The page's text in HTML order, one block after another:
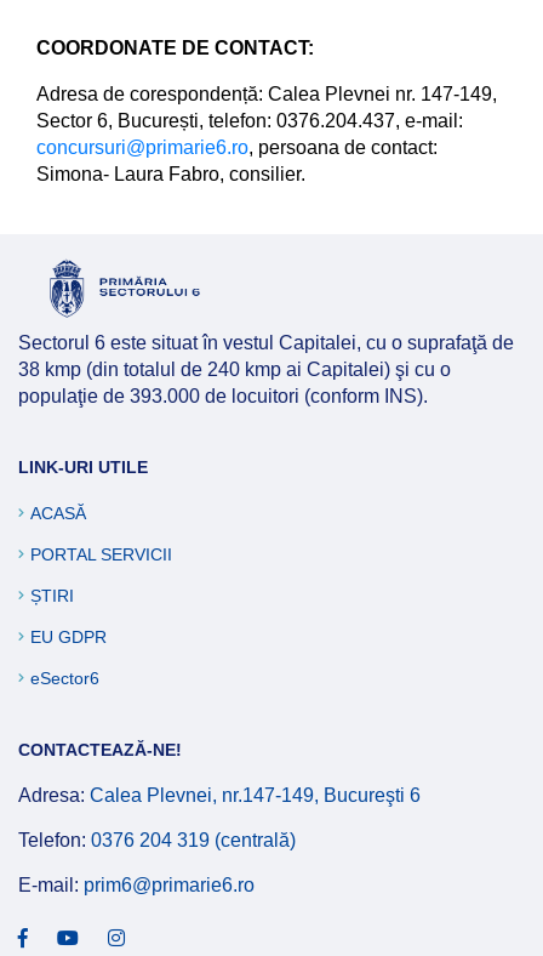
COORDONATE DE CONTACT:
Adresa de corespondență: Calea Plevnei nr. 147-149,
Sector 6, București, telefon: 0376.204.437, e-mail:
concursuri@primarie6.ro, persoana de contact:
Simona- Laura Fabro, consilier.
Sectorul 6 este situat în vestul Capitalei, cu o suprafaţă de
38 kmp (din totalul de 240 kmp ai Capitalei) şi cu o
populaţie de 393.000 de locuitori (conform INS).
LINK-URI UTILE
ACASĂ
PORTAL SERVICII
ȘTIRI
EU GDPR
eSector6
CONTACTEAZĂ-NE!
Adresa: Calea Plevnei, nr.147-149, Bucureşti 6
Telefon: 0376 204 319 (centrală)
E-mail: prim6@primarie6.ro